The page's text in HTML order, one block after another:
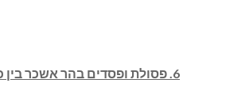
6. פסולת ופסדים בהר אשכר בין כפר ורדים לתפן